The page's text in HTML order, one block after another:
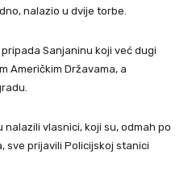
nalazio u dvije torbe.
Sanjaninu koji već dugi
Američkim Državama, a
vlasnici, koji su, odmah po
sve prijavili Policijskoj stanici